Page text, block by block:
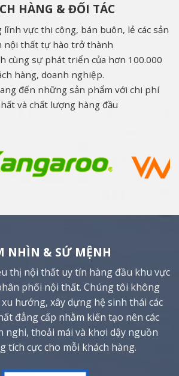
HÀNG & ĐỐI TÁC
vực thi công, bán buôn, lẻ các sản
nội thất tự hào trở thành
cùng sự phát triển của hơn 100.000
hàng, doanh nghiệp.
đến những sản phẩm với chi phí
và chất lượng hàng đầu
NHÌN & SỨ MỆNH
thị nội thất uy tín hàng đầu khu vực
phối nội thất. Chúng tôi không
hướng, xây dựng hệ sinh thái các
đẳng cấp nhằm kiến tạo nên các
nghi, thoải mái và khơi dậy nguồn
tích cực cho mỗi khách hàng.